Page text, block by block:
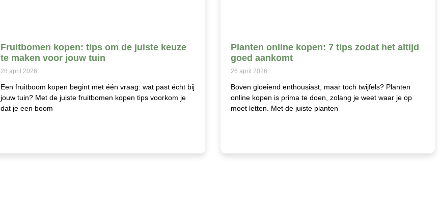
Fruitbomen kopen: tips om de juiste keuze
te maken voor jouw tuin
28 april 2026
Een fruitboom kopen begint met één vraag: wat past écht bij
jouw tuin? Met de juiste fruitbomen kopen tips voorkom je
dat je een boom
Planten online kopen: 7 tips zodat het altijd
goed aankomt
26 april 2026
Boven gloeiend enthousiast, maar toch twijfels? Planten
online kopen is prima te doen, zolang je weet waar je op
moet letten. Met de juiste planten